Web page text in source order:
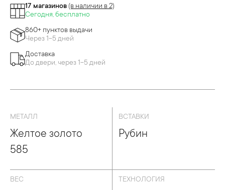
17 магазинов (в наличии в 2)
Сегодня, бесплатно
860+ пунктов выдачи
Через 1-5 дней
Доставка
До двери, через 1-5 дней
МЕТАЛЛ
Желтое золото
585
ВСТАВКИ
Рубин
ВЕС ТЕХНОЛОГИЯ